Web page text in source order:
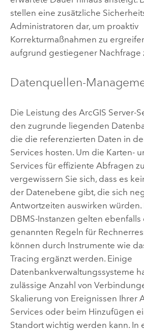
stellen eine zusätzliche
Administratoren dar, um proaktiv
Korrekturmaßnahmen zu
aufgrund gestiegener Nachfrage
Datenquellen-
Die Leistung des ArcGIS Server-
den zugrunde liegenden
die die referenzierten Daten in
Services hosten. Um die Karten-
Services für effiziente Abfragen
vergewissern Sie sich, dass es
der Datenebene gibt, die sich
Antwortzeiten auswirken würden.
DBMS-Instanzen gelten
genannten Regeln für
können durch Instrumente wie
Tracing ergänzt werden. Einige
Datenbankverwaltungssysteme
zulässige Anzahl von
Skalierung von Ereignissen Ihrer
Services oder beim Hinzufügen
Standort wichtig werden kann. In